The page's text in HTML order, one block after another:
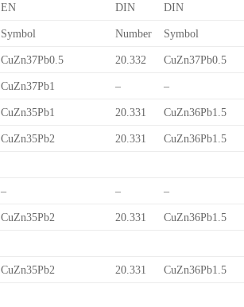
EN DIN DIN
Symbol Number Symbol
CuZn37Pb0.5 20.332 CuZn37Pb0.5
CuZn37Pb1 – –
CuZn35Pb1 20.331 CuZn36Pb1.5
CuZn35Pb2 20.331 CuZn36Pb1.5
– – –
CuZn35Pb2 20.331 CuZn36Pb1.5
CuZn35Pb2 20.331 CuZn36Pb1.5